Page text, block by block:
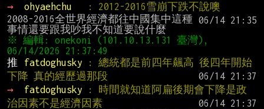
→
ohyaehchu
: 2012-2016雪崩下跌不說噢
2008-2016全世界經濟都往中國集中這種
※ 編輯: onekoni (101.10.13.131 臺灣),
推
fatdoghusky
: 總統都是前四年飆高 後四年開始
下降 真的經歷過那段
→
fatdoghusky
: 時間就知道阿扁後期會下降是政
治因素不是經濟因素